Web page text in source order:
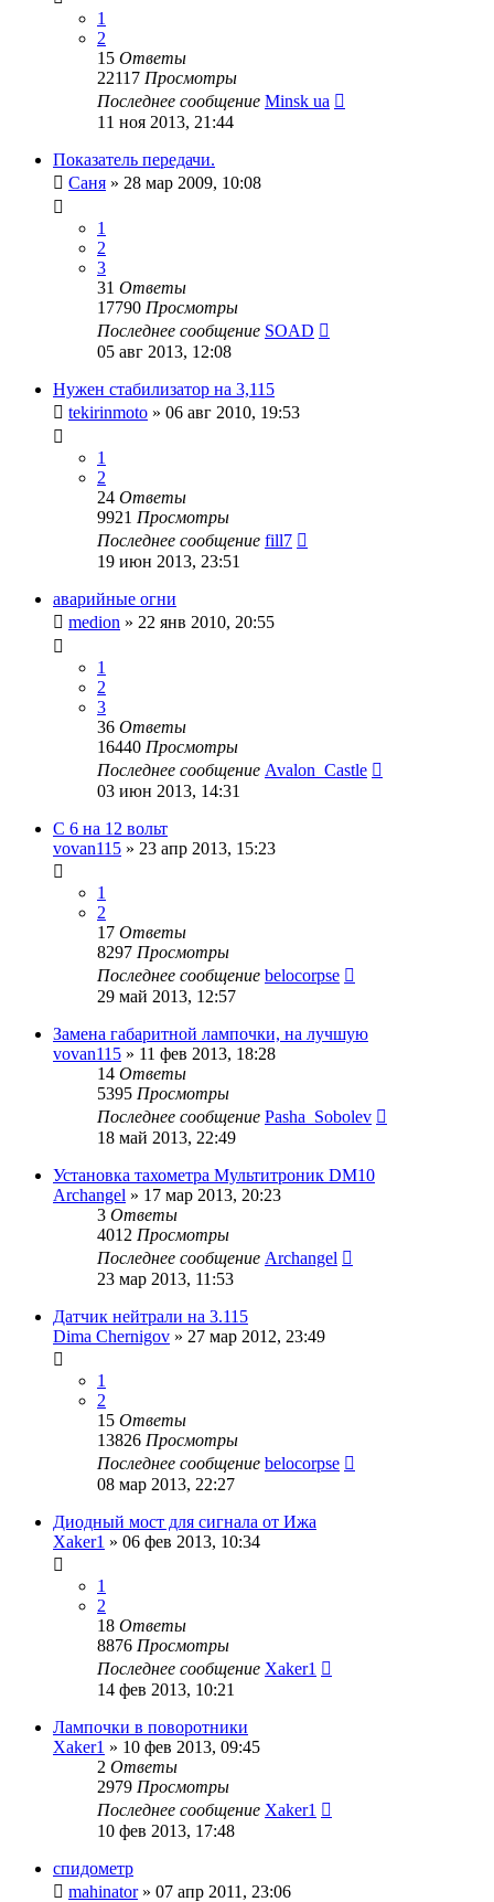
1
2
15 Ответы
22117 Просмотры
Последнее сообщение Minsk ua
11 ноя 2013, 21:44
Показатель передачи.
Саня » 28 мар 2009, 10:08
1
2
3
31 Ответы
17790 Просмотры
Последнее сообщение SOAD
05 авг 2013, 12:08
Нужен стабилизатор на 3,115
tekirinmoto » 06 авг 2010, 19:53
1
2
24 Ответы
9921 Просмотры
Последнее сообщение fill7
19 июн 2013, 23:51
аварийные огни
medion » 22 янв 2010, 20:55
1
2
3
36 Ответы
16440 Просмотры
Последнее сообщение Avalon_Castle
03 июн 2013, 14:31
С 6 на 12 вольт
vovan115 » 23 апр 2013, 15:23
1
2
17 Ответы
8297 Просмотры
Последнее сообщение belocorpse
29 май 2013, 12:57
Замена габаритной лампочки, на лучшую
vovan115 » 11 фев 2013, 18:28
14 Ответы
5395 Просмотры
Последнее сообщение Pasha_Sobolev
18 май 2013, 22:49
Установка тахометра Мультитроник DM10
Archangel » 17 мар 2013, 20:23
3 Ответы
4012 Просмотры
Последнее сообщение Archangel
23 мар 2013, 11:53
Датчик нейтрали на 3.115
Dima Chernigov » 27 мар 2012, 23:49
1
2
15 Ответы
13826 Просмотры
Последнее сообщение belocorpse
08 мар 2013, 22:27
Диодный мост для сигнала от Ижа
Xaker1 » 06 фев 2013, 10:34
1
2
18 Ответы
8876 Просмотры
Последнее сообщение Xaker1
14 фев 2013, 10:21
Лампочки в поворотники
Xaker1 » 10 фев 2013, 09:45
2 Ответы
2979 Просмотры
Последнее сообщение Xaker1
10 фев 2013, 17:48
спидометр
mahinator» 07 апр 2011, 23:06